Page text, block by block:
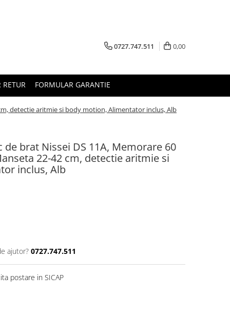
0727.747.511 0,00
RETUR FORMULAR GARANTIE
detectie aritmie si body motion, Alimentator inclus, Alb
brat Nissei DS 11A, Memorare 60
22-42 cm, detectie aritmie si
inclus, Alb
ajutor? 0727.747.511
postare in SICAP